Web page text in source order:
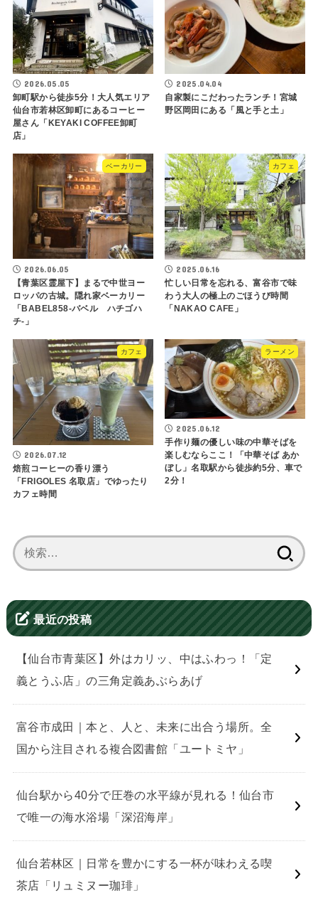
2026.05.05
卸町駅から徒歩5分！大人気エリア
仙台市若林区卸町にあるコーヒー
屋さん「KEYAKI COFFEE卸町
店」
2025.04.04
自家製にこだわったランチ！宮城
野区岡田にある「風と手と土」
ベーカリー
2026.06.05
【青葉区霊屋下】まるで中世ヨー
ロッパの古城。隠れ家ベーカリー
「BABEL858-バベル ハチゴハ
チ-」
カフェ
2025.06.16
忙しい日常を忘れる、富谷市で味
わう大人の極上のごほうび時間
「NAKAO CAFE」
カフェ
2026.07.12
焙煎コーヒーの香り漂う
「FRIGOLES 名取店」でゆったり
カフェ時間
ラーメン
2025.06.12
手作り麺の優しい味の中華そばを
楽しむならここ！「中華そば あか
ぼし」名取駅から徒歩約5分、車で
2分！
索:
最近の投稿
【仙台市青葉区】外はカリッ、中はふわっ！「定
義とうふ店」の三角定義あぶらあげ
富谷市成田｜本と、人と、未来に出合う場所。全
国から注目される複合図書館「ユートミヤ」
仙台駅から40分で圧巻の水平線が見れる！仙台市
で唯一の海水浴場「深沼海岸」
仙台若林区｜日常を豊かにする一杯が味わえる喫
茶店「リュミヌー珈琲」